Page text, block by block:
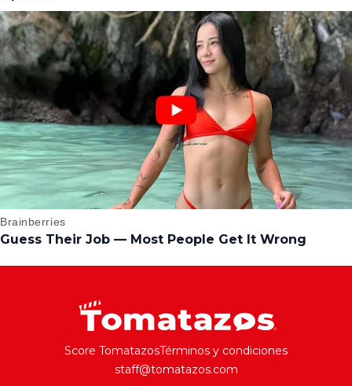
Score TomatazosTérminos y condiciones
staff@tomatazos.com